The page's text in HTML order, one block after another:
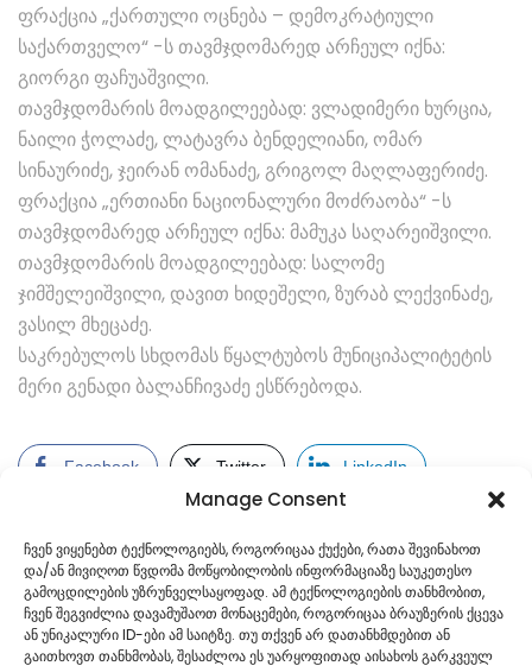
Manage Consent
ჩვენ ვიყენებთ ტექნოლოგიებს, როგორიცაა ქუქები, რათა შევინახოთ
და/ან მივიღოთ წვდომა მოწყობილობის ინფორმაციაზე საუკეთესო
გამოცდილების უზრუნველსაყოფად. ამ ტექნოლოგიების თანხმობით,
ჩვენ შეგვიძლია დავამუშაოთ მონაცემები, როგორიცაა ბრაუზერის ქცევა
ან უნიკალური ID-ები ამ საიტზე. თუ თქვენ არ დათანხმდებით ან
გაითხოვთ თანხმობას, შესაძლოა ეს უარყოფითად აისახოს გარკვეულ
ფრაქცია „ქართული ოცნება – დემოკრატიული
საქართველო“ -ს თავმჯდომარედ არჩეულ იქნა:
გიორგი ფაჩუაშვილი.
თავმჯდომარის მოადგილეებად: ვლადიმერი ხურცია,
ნაილი ჭოლაძე, ლატავრა ბენდელიანი, ომარ
სინაურიძე, ჯეირან ომანაძე, გრიგოლ მაღლაფერიძე.
ფრაქცია „ერთიანი ნაციონალური მოძრაობა“ -ს
თავმჯდომარედ არჩეულ იქნა: მამუკა საღარეიშვილი.
თავმჯდომარის მოადგილეებად: სალომე
ჯიმშელეიშვილი, დავით ხიდეშელი, ზურაბ ლექვინაძე,
ვასილ მხეცაძე.
საკრებულოს სხდომას წყალტუბოს მუნიციპალიტეტის
მერი გენადი ბალანჩივაძე ესწრებოდა.
Facebook Twitter LinkedIn